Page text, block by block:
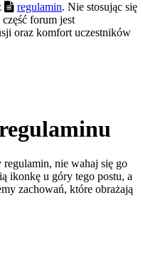
regulamin. Nie stosując się
forum jest
oraz komfort uczestników
regulamin, nie wahaj się go
ikonkę u góry tego postu, a
zachowań, które obrażają